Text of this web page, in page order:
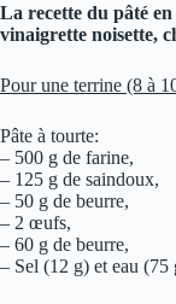
La recette du pâté
vinaigrette noisette,
Pour une terrine (8 à
Pâte à tourte:
– 500 g de farine,
– 125 g de saindoux,
– 50 g de beurre,
– 2 œufs,
– 60 g de beurre,
– Sel (12 g) et eau (75